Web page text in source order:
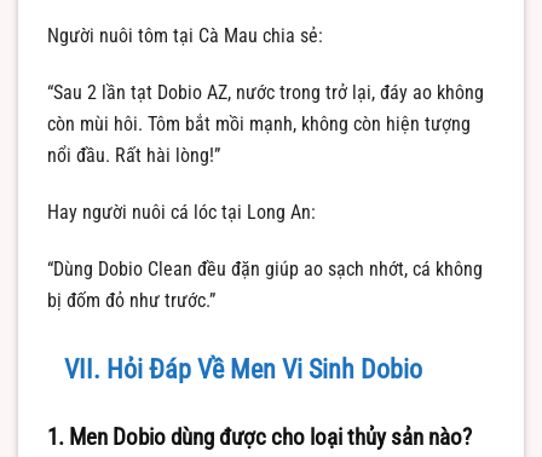
Người nuôi tôm tại Cà Mau chia sẻ:
“Sau 2 lần tạt Dobio AZ, nước trong trở lại, đáy ao không
còn mùi hôi. Tôm bắt mồi mạnh, không còn hiện tượng
nổi đầu. Rất hài lòng!”
Hay người nuôi cá lóc tại Long An:
“Dùng Dobio Clean đều đặn giúp ao sạch nhớt, cá không
bị đốm đỏ như trước.”
VII. Hỏi Đáp Về Men Vi Sinh Dobio
1. Men Dobio dùng được cho loại thủy sản nào?